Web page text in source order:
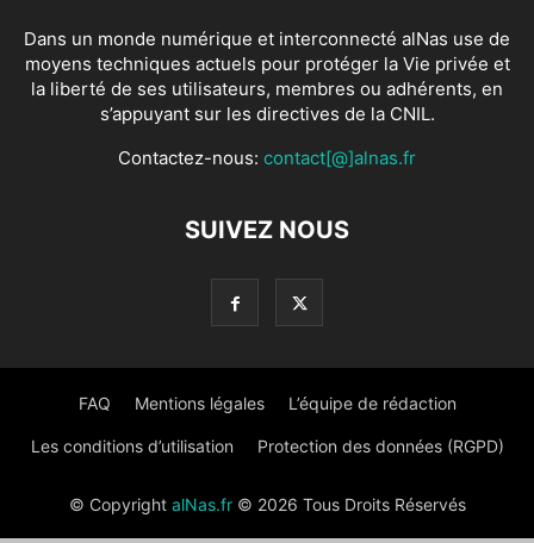
Dans un monde numérique et interconnecté alNas use de
moyens techniques actuels pour protéger la Vie privée et
la liberté de ses utilisateurs, membres ou adhérents, en
s’appuyant sur les directives de la CNIL.
Contactez-nous: contact[@]alnas.fr
SUIVEZ NOUS
FAQ Mentions légales L’équipe de rédaction
Les conditions d’utilisation Protection des données (RGPD)
© Copyright alNas.fr© 2026 Tous Droits Réservés